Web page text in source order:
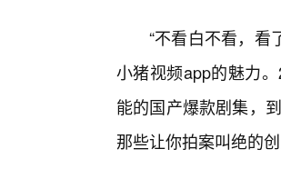
“不看白不看，看
小猪视频app的魅力
能的国产爆款剧集，
那些让你拍案叫绝的